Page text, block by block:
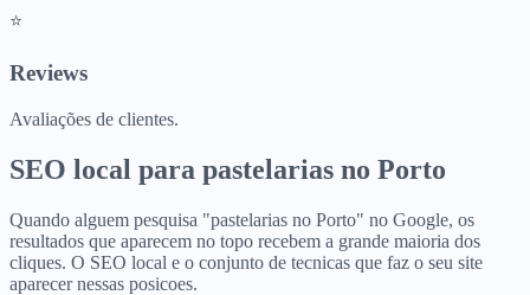
⭐
Reviews
Avaliações de clientes.
SEO local para pastelarias no Porto
Quando alguem pesquisa "pastelarias no Porto" no Google, os
resultados que aparecem no topo recebem a grande maioria dos
cliques. O SEO local e o conjunto de tecnicas que faz o seu site
aparecer nessas posicoes.